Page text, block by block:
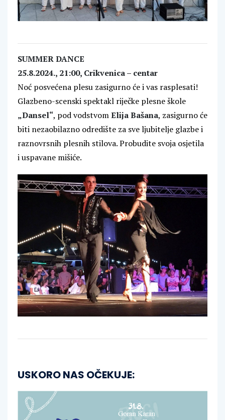
SUMMER DANCE
25.8.2024., 21:00, Crikvenica – centar
Noć posvećena plesu zasigurno će i vas rasplesati!
Glazbeno-scenski spektakl riječke plesne škole
„Dansel“, pod vodstvomElija Bašana, zasigurno će
biti nezaobilazno odredište za sve ljubitelje glazbe i
raznovrsnih plesnih stilova. Probudite svoja osjetila
i uspavane mišiće.
USKORO NAS OČEKUJE: